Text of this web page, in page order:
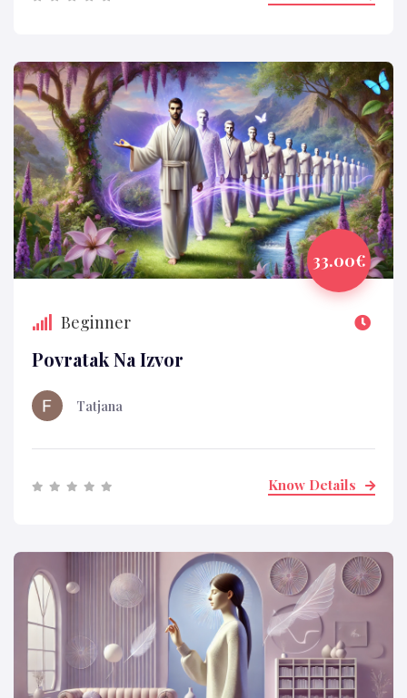
33.00€
Beginner
Povratak Na Izvor
Tatjana
Know Details